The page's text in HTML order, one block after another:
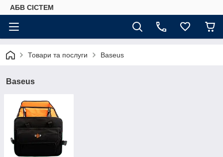
АБВ СІСТЕМ
Товари та послуги Baseus
Baseus